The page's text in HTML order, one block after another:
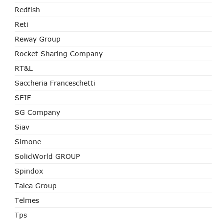
Redfish
Reti
Reway Group
Rocket Sharing Company
RT&L
Saccheria Franceschetti
SEIF
SG Company
Siav
Simone
SolidWorld GROUP
Spindox
Talea Group
Telmes
Tps